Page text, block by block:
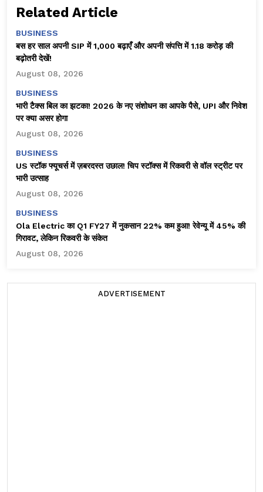
Related Article
BUSINESS
बस हर साल अपनी SIP में ₹1,000 बढ़ाएँ और अपनी संपत्ति में ₹1.18 करोड़ की
बढ़ोतरी देखें!
August 08, 2026
BUSINESS
भारी टैक्स बिल का झटका! 2026 के नए संशोधन का आपके पैसे, UPI और निवेश
पर क्या असर होगा
August 08, 2026
BUSINESS
US स्टॉक फ्यूचर्स में ज़बरदस्त उछाल! चिप स्टॉक्स में रिकवरी से वॉल स्ट्रीट पर
भारी उत्साह
August 08, 2026
BUSINESS
Ola Electric का Q1 FY27 में नुकसान 22% कम हुआ! रेवेन्यू में 45% की
गिरावट, लेकिन रिकवरी के संकेत
August 08, 2026
ADVERTISEMENT